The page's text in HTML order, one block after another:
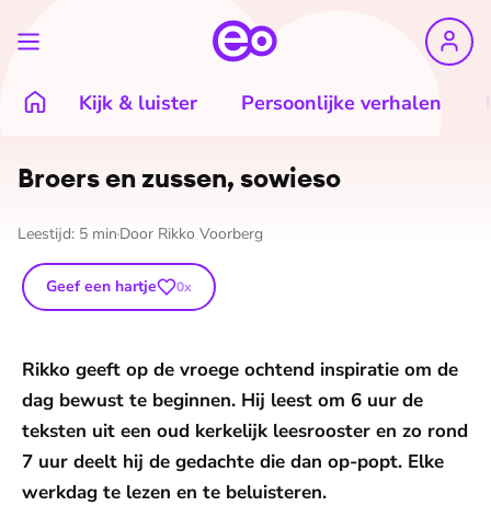
Kijk & luister Persoonlijke verhalen
Broers en zussen, sowieso
Leestijd: 5 min Door Rikko Voorberg
Geef een hartje 0x
Rikko geeft op de vroege ochtend inspiratie om de
dag bewust te beginnen. Hij leest om 6 uur de
teksten uit een oud kerkelijk leesrooster en zo rond
7 uur deelt hij de gedachte die dan op-popt. Elke
werkdag te lezen en te beluisteren.